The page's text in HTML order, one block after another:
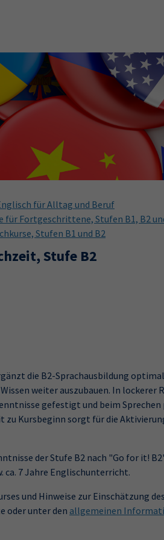
für Alltag und Beruf
für Fortgeschrittene, Stufen B1, B2
Stufen B1 und B2
Stufe B2
die B2-Sprachausbildung
weiter auszubauen. In lockerer
gefestigt und beim Sprechen
zu Kursbeginn sorgt für die
der Stufe B2 nach "Go for it!
7 Jahre Englischunterricht.
und Hinweise zur Einschätzung
oder unter den allgemeinen